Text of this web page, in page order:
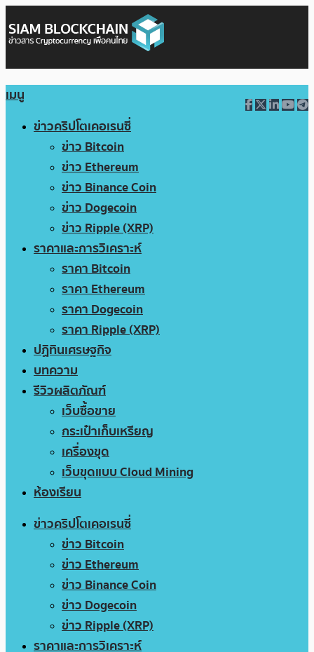
เมนู
ข่าวคริปโตเคอเรนซี่
ข่าว Bitcoin
ข่าว Ethereum
ข่าว Binance Coin
ข่าว Dogecoin
ข่าว Ripple (XRP)
ราคาและการวิเคราะห์
ราคา Bitcoin
ราคา Ethereum
ราคา Dogecoin
ราคา Ripple (XRP)
ปฏิทินเศรษฐกิจ
บทความ
รีวิวผลิตภัณฑ์
เว็บซื้อขาย
กระเป๋าเก็บเหรียญ
เครื่องขุด
เว็บขุดแบบ Cloud Mining
ห้องเรียน
ข่าวคริปโตเคอเรนซี่
ข่าว Bitcoin
ข่าว Ethereum
ข่าว Binance Coin
ข่าว Dogecoin
ข่าว Ripple (XRP)
ราคาและการวิเคราะห์